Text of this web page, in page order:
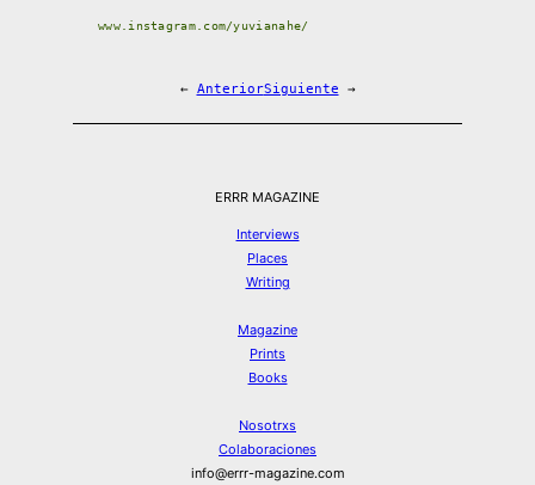
www.instagram.com/yuvianahe/
← AnteriorSiguiente →
ERRR MAGAZINE
Interviews
Places
Writing
Magazine
Prints
Books
Nosotrxs
Colaboraciones
info@errr-magazine.com